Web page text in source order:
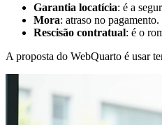
Garantia locatícia: é a
Mora: atraso no
Rescisão contratual: é o
A proposta do WebQuarto é usar